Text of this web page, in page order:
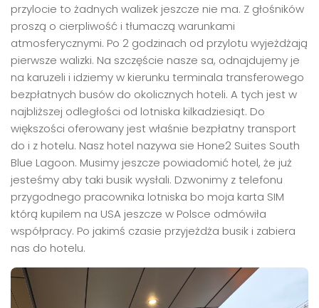
przylocie to żadnych walizek jeszcze nie ma. Z głośników
proszą o cierpliwość i tłumaczą warunkami
atmosferycznymi. Po 2 godzinach od przylotu wyjeżdżają
pierwsze walizki. Na szczęście nasze sa, odnajdujemy je
na karuzeli i idziemy w kierunku terminala transferowego
bezpłatnych busów do okolicznych hoteli. A tych jest w
najbliższej odległości od lotniska kilkadziesiąt. Do
większości oferowany jest właśnie bezpłatny transport
do i z hotelu. Nasz hotel nazywa sie Hone2 Suites South
Blue Lagoon. Musimy jeszcze powiadomić hotel, że już
jesteśmy aby taki busik wysłali. Dzwonimy z telefonu
przygodnego pracownika lotniska bo moja karta SIM
którą kupilem na USA jeszcze w Polsce odmówiła
współpracy. Po jakimś czasie przyjeżdża busik i zabiera
nas do hotelu.